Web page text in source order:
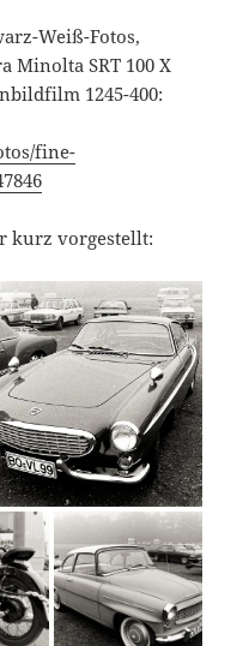
Weiß-Fotos,
Minolta SRT 100 X
1245-400:
fine-
kurz vorgestellt: